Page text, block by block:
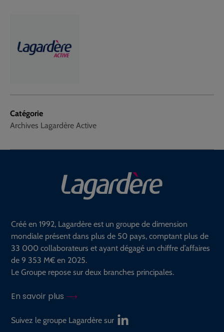
Catégorie
Archives Lagardère Active
Créé en 1992, Lagardère est un groupe de dimension
mondiale présent dans plus de 50 pays, comptant plus de
33 000 collaborateurs et ayant dégagé un chiffre d’affaires
de 9 353 M€ en 2025.
Le Groupe repose sur deux branches principales.
En savoir plus
Suivez le groupe Lagardère sur